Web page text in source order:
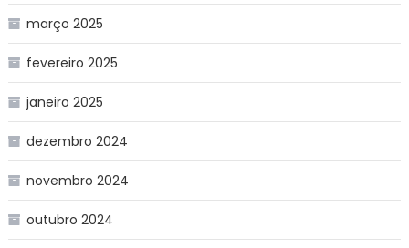
março 2025
fevereiro 2025
janeiro 2025
dezembro 2024
novembro 2024
outubro 2024